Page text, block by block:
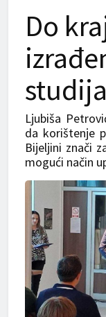
Do
studija
Ljubiša
da korištenje
Bijeljini znači
mogući način